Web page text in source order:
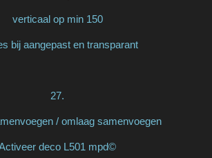
verticaal op min 150
bij aangepast en transparant
27.
/ omlaag samenvoegen
deco L501 mpd©